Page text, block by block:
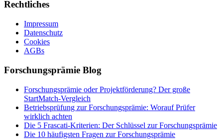
Rechtliches
Impressum
Datenschutz
Cookies
AGBs
Forschungsprämie Blog
Forschungsprämie oder Projektförderung? Der große
StartMatch-Vergleich
Betriebsprüfung zur Forschungsprämie: Worauf Prüfer
wirklich achten
Die 5 Frascati-Kriterien: Der Schlüssel zur Forschungsprämie
Die 10 häufigsten Fragen zur Forschungsprämie